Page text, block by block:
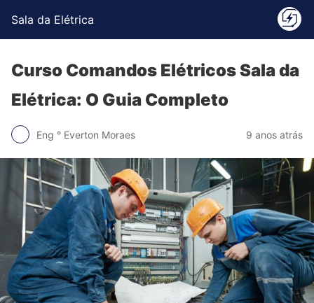
Sala da Elétrica
Curso Comandos Elétricos Sala da
Elétrica: O Guia Completo
Eng ° Everton Moraes 9 anos atrás